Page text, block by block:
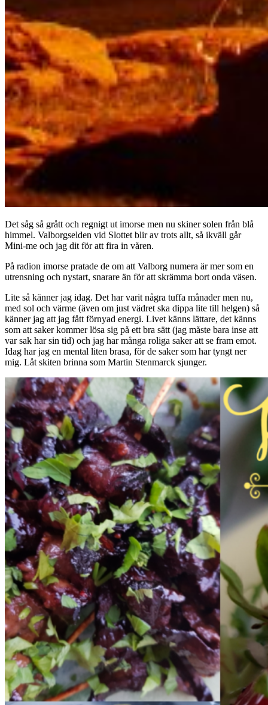
Det såg så grått och regnigt ut imorse men nu skiner solen från blå
himmel. Valborgselden vid Slottet blir av trots allt, så ikväll går
Mini-me och jag dit för att fira in våren.
På radion imorse pratade de om att Valborg numera är mer som en
utrensning och nystart, snarare än för att skrämma bort onda väsen.
Lite så känner jag idag. Det har varit några tuffa månader men nu,
med sol och värme (även om just vädret ska dippa lite till helgen) så
känner jag att jag fått förnyad energi. Livet känns lättare, det känns
som att saker kommer lösa sig på ett bra sätt (jag måste bara inse att
var sak har sin tid) och jag har många roliga saker att se fram emot.
Idag har jag en mental liten brasa, för de saker som har tyngt ner
mig. Låt skiten brinna som Martin Stenmarck sjunger.